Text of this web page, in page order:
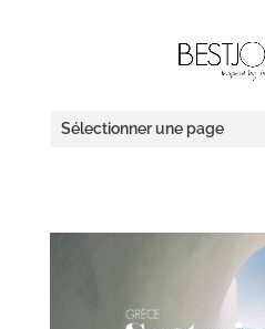
Sélectionner une page